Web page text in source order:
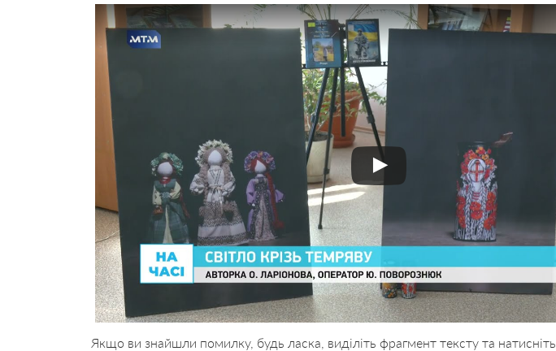
Якщо ви знайшли помилку, будь ласка, виділіть фрагмент тексту та натисніть